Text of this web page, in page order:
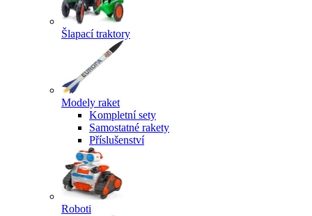
Šlapací traktory
Modely raket
Kompletní sety
Samostatné rakety
Příslušenství
Roboti